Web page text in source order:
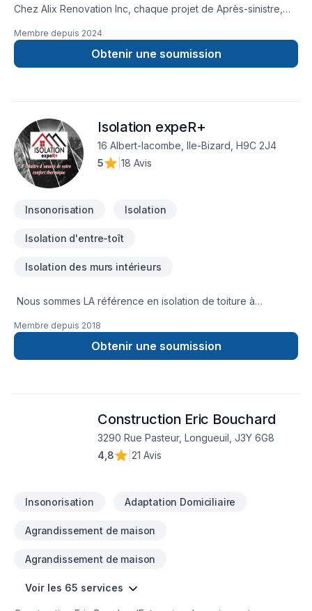
Chez Alix Renovation Inc, chaque projet de Après-sinistre,
commercial, Escalier et rampe, Gypse, Peinture, Pierres
naturelles, Plancher, Rénovation générale, Salle de bain,
Sous-sol, Tapis, Teinture de plancher est l'occasion de
des relations de confiance avec nos clients. Nous sommes
impatients de collaborer avec vous pour concrétiser votre
projet.
Membre depuis 2024
Obtenir une soumission
Isolation expeR+
16 Albert-lacombe, Ile-Bizard, H9C 2J4
5
18 Avis
Insonorisation Isolation
Isolation d'entre-toît
Isolation des murs intérieurs
Nous sommes LA référence en isolation de toiture à
spécialistes pour ce qui est de l’isolation de votre entre toit.
Notre travail est propre et effectué en quelques heures
seulement. Approuvés pour les
Membre depuis 2018
Obtenir une soumission
Construction Eric Bouchard
3290 Rue Pasteur, Longueuil, J3Y 6G8
4,8
21 Avis
Insonorisation Adaptation Domiciliaire
Agrandissement de maison
Agrandissement de maison
Voir les 65 services